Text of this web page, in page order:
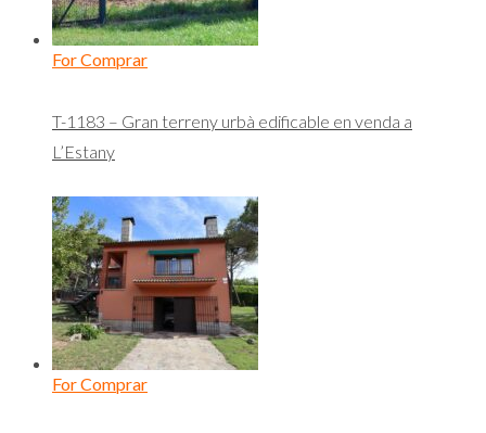
For Comprar
T-1183 – Gran terreny urbà edificable en venda a
L’Estany
For Comprar